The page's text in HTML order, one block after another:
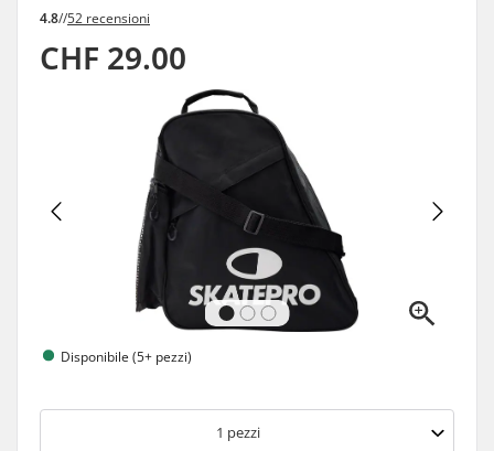
4.8//52 recensioni
CHF 29.00
Disponibile (5+ pezzi)
1 pezzi